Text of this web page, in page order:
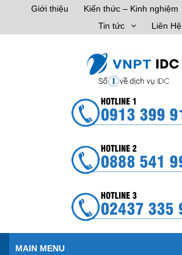
Giới thiệu Kiến thức – Kinh nghiệm
Tin tức
Liên Hệ
MAIN MENU